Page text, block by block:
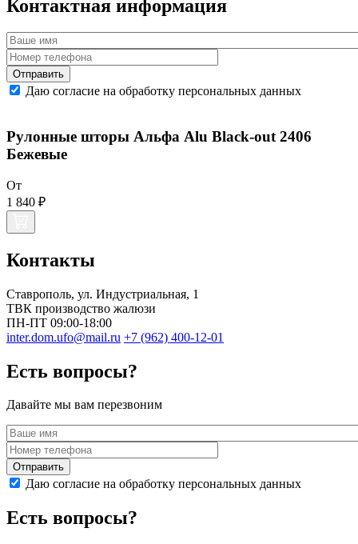
Контактная информация
Даю согласие на обработку персональных данных
Рулонные шторы Альфа Alu Black-out 2406
Бежевые
От
1 840 ₽
Контакты
Ставрополь, ул. Индустриальная, 1
ТВК производство жалюзи
ПН-ПТ 09:00-18:00
inter.dom.ufo@mail.ru +7 (962) 400-12-01
Есть вопросы?
Давайте мы вам перезвоним
Даю согласие на обработку персональных данных
Есть вопросы?